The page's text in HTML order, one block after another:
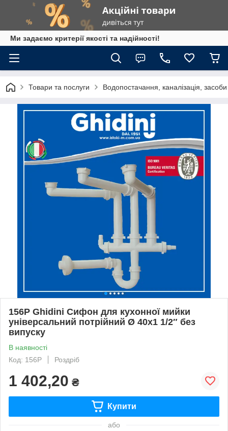
Ми задаємо критерії якості та надійності!
Товари та послуги Водопостачання, каналізація,
156P Ghidini Сифон для кухонної мийки
універсальний потрійний Ø 40x1 1/2″ без
випуску
В наявності
Код: 156P
Роздріб
1 402,20 ₴
Купити
або